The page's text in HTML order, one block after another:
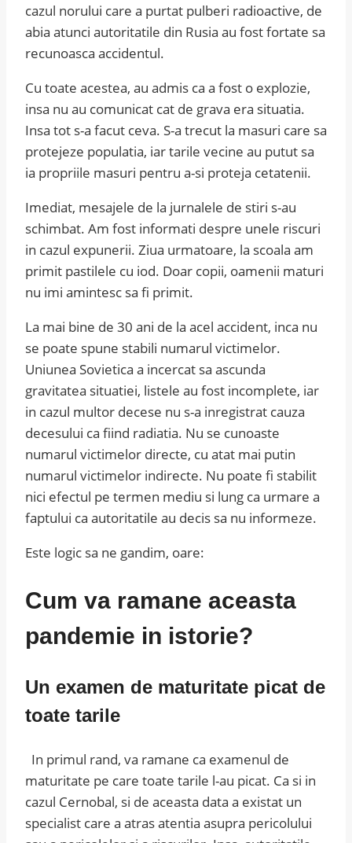
cazul norului care a purtat pulberi radioactive, de
abia atunci autoritatile din Rusia au fost fortate sa
recunoasca accidentul.
Cu toate acestea, au admis ca a fost o explozie,
insa nu au comunicat cat de grava era situatia.
Insa tot s-a facut ceva. S-a trecut la masuri care sa
protejeze populatia, iar tarile vecine au putut sa
ia propriile masuri pentru a-si proteja cetatenii.
Imediat, mesajele de la jurnalele de stiri s-au
schimbat. Am fost informati despre unele riscuri
in cazul expunerii. Ziua urmatoare, la scoala am
primit pastilele cu iod. Doar copii, oamenii maturi
nu imi amintesc sa fi primit.
La mai bine de 30 ani de la acel accident, inca nu
se poate spune stabili numarul victimelor.
Uniunea Sovietica a incercat sa ascunda
gravitatea situatiei, listele au fost incomplete, iar
in cazul multor decese nu s-a inregistrat cauza
decesului ca fiind radiatia. Nu se cunoaste
numarul victimelor directe, cu atat mai putin
numarul victimelor indirecte. Nu poate fi stabilit
nici efectul pe termen mediu si lung ca urmare a
faptului ca autoritatile au decis sa nu informeze.
Este logic sa ne gandim, oare:
Cum va ramane aceasta
pandemie in istorie?
Un examen de maturitate picat de
toate tarile
In primul rand, va ramane ca examenul de
maturitate pe care toate tarile l-au picat. Ca si in
cazul Cernobal, si de aceasta data a existat un
specialist care a atras atentia asupra pericolului